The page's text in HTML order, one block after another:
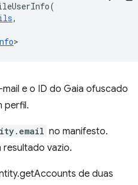
(
,
>
e o ID do Gaia ofuscado
perfil.
no manifesto.
vazio.
de duas